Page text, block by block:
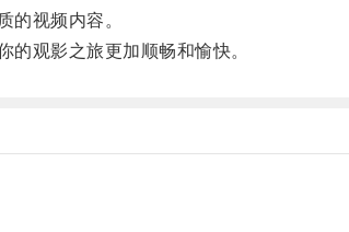
视频内容。
观影之旅更加顺畅和愉快。